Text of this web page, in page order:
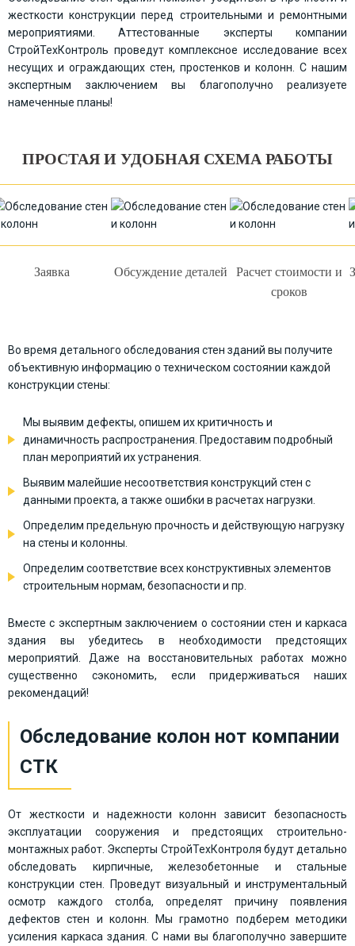
жесткости конструкции перед строительными и ремонтными
мероприятиями. Аттестованные эксперты компании
СтройТехКонтроль проведут комплексное исследование всех
несущих и ограждающих стен, простенков и колонн. С нашим
экспертным заключением вы благополучно реализуете
намеченные планы!
ПРОСТАЯ И УДОБНАЯ СХЕМА РАБОТЫ
Заявка Обсуждение деталей
Расчет стоимости и
сроков
Во время детального обследования стен зданий вы получите
объективную информацию о техническом состоянии каждой
конструкции стены:
Мы выявим дефекты, опишем их критичность и
динамичность распространения. Предоставим подробный
план мероприятий их устранения.
Выявим малейшие несоответствия конструкций стен с
данными проекта, а также ошибки в расчетах нагрузки.
Определим предельную прочность и действующую нагрузку
на стены и колонны.
Определим соответствие всех конструктивных элементов
строительным нормам, безопасности и пр.
Вместе с экспертным заключением о состоянии стен и каркаса
здания вы убедитесь в необходимости предстоящих
мероприятий. Даже на восстановительных работах можно
существенно сэкономить, если придерживаться наших
рекомендаций!
Обследование колон нот компании
СТК
От жесткости и надежности колонн зависит безопасность
эксплуатации сооружения и предстоящих строительно-
монтажных работ. Эксперты СтройТехКонтроля будут детально
обследовать кирпичные, железобетонные и стальные
конструкции стен. Проведут визуальный и инструментальный
осмотр каждого столба, определят причину появления
дефектов стен и колонн. Мы грамотно подберем методики
усиления каркаса здания. С нами вы благополучно завершите